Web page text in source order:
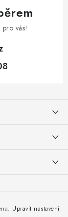
pro vás!
Upravit nastavení